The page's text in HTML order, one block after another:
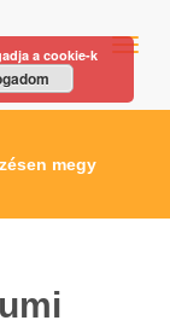
megy
a cookie-k